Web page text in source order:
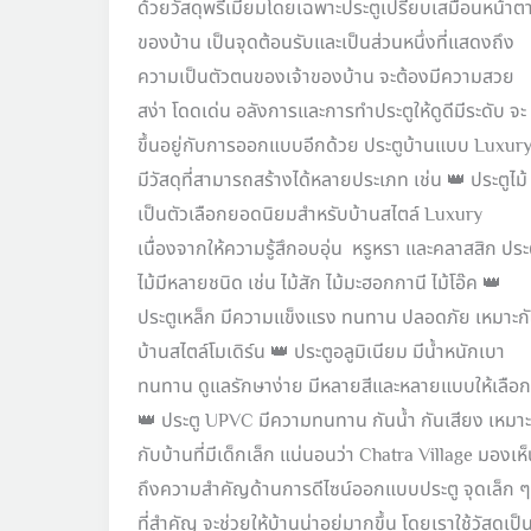
ด้วยวัสดุพรีเมียมโดยเฉพาะประตูเปรียบเสมือนหน้าตา
ของบ้าน เป็นจุดต้อนรับและเป็นส่วนหนึ่งที่แสดงถึง
ความเป็นตัวตนของเจ้าของบ้าน จะต้องมีความสวย
สง่า โดดเด่น อลังการและการทำประตูให้ดูดีมีระดับ จะ
ขึ้นอยู่กับการออกแบบอีกด้วย ประตูบ้านแบบ Luxury
มีวัสดุที่สามารถสร้างได้หลายประเภท เช่น 👑 ประตูไม้
เป็นตัวเลือกยอดนิยมสำหรับบ้านสไตล์ Luxury
เนื่องจากให้ความรู้สึกอบอุ่น หรูหรา และคลาสสิก ปร
ไม้มีหลายชนิด เช่น ไม้สัก ไม้มะฮอกกานี ไม้โอ๊ค 👑
ประตูเหล็ก มีความแข็งแรง ทนทาน ปลอดภัย เหมาะ
บ้านสไตล์โมเดิร์น 👑 ประตูอลูมิเนียม มีน้ำหนักเบา
ทนทาน ดูแลรักษาง่าย มีหลายสีและหลายแบบให้เลือก
👑 ประตู UPVC มีความทนทาน กันน้ำ กันเสียง เหมาะ
กับบ้านที่มีเด็กเล็ก แน่นอนว่า Chatra Village มองเ
ถึงความสำคัญด้านการดีไซน์ออกแบบประตู จุดเล็ก ๆ
ที่สำคัญ จะช่วยให้บ้านน่าอยู่มากขึ้น โดยเราใช้วัสดุเป็น